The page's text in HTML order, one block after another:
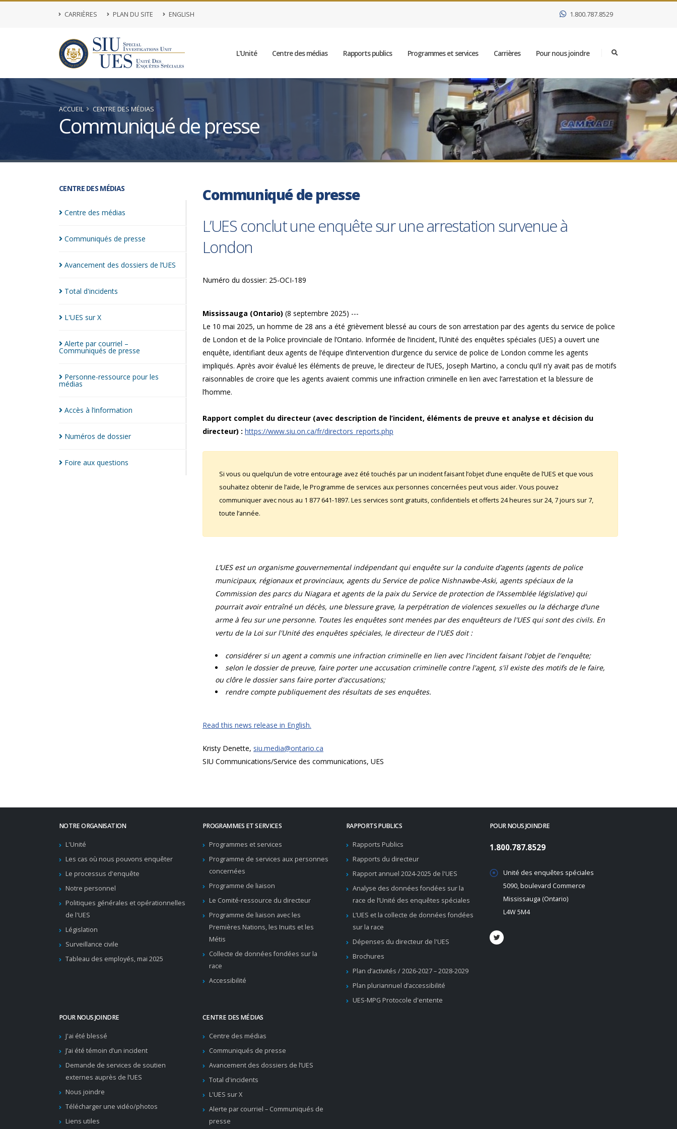
CARRIÈRES PLAN DU SITE ENGLISH 1.800.787.8529
L'Unité Centre des médias Rapports publics Programmes et services Carrières Pour nous joindre
ACCUEIL CENTRE DES MÉDIAS
Communiqué de presse
CENTRE DES MÉDIAS
Centre des médias
Communiqués de presse
Avancement des dossiers de l’UES
Total d'incidents
L'UES surX
Alerte par courriel –
Communiqués de presse
Personne-ressource pour les
médias
Accès à l’information
Numéros de dossier
Foire aux questions
Communiqué de presse
L’UES conclut une enquête sur une arrestation survenue à
London
Numéro du dossier: 25-OCI-189
Mississauga (Ontario) (8 septembre 2025) ---
Le 10 mai 2025, un homme de 28 ans a été grièvement blessé au cours de son arrestation par des agents du service de police
de London et de la Police provinciale de l’Ontario. Informée de l’incident, l’Unité des enquêtes spéciales (UES) a ouvert une
enquête, identifiant deux agents de l’équipe d’intervention d’urgence du service de police de London comme les agents
impliqués. Après avoir évalué les éléments de preuve, le directeur de l’UES, Joseph Martino, a conclu qu’il n’y avait pas de motifs
raisonnables de croire que les agents avaient commis une infraction criminelle en lien avec l’arrestation et la blessure de
l’homme.
Rapport complet du directeur (avec description de l’incident, éléments de preuve et analyse et décision du
directeur) : https://www.siu.on.ca/fr/directors_reports.php
Si vous ou quelqu’un de votre entourage avez été touchés par un incident faisant l’objet d’une enquête de l’UES et que vous
souhaitez obtenir de l’aide, le Programme de services aux personnes concernées peut vous aider. Vous pouvez
communiquer avec nous au 1 877 641-1897. Les services sont gratuits, confidentiels et offerts 24 heures sur 24, 7 jours sur 7,
toute l’année.
L’UES est un organisme gouvernemental indépendant qui enquête sur la conduite d’agents (agents de police
municipaux, régionaux et provinciaux, agents du Service de police Nishnawbe-Aski, agents spéciaux de la
Commission des parcs du Niagara et agents de la paix du Service de protection de l’Assemblée législative) qui
pourrait avoir entraîné un décès, une blessure grave, la perpétration de violences sexuelles ou la décharge d’une
arme à feu sur une personne. Toutes les enquêtes sont menées par des enquêteurs de l'UES qui sont des civils. En
vertu de la Loi sur l'Unité des enquêtes spéciales, le directeur de l'UES doit :
considérer si un agent a commis une infraction criminelle en lien avec l'incident faisant l'objet de l'enquête;
selon le dossier de preuve, faire porter une accusation criminelle contre l'agent, s'il existe des motifs de le faire,
ou clôre le dossier sans faire porter d'accusations;
rendre compte publiquement des résultats de ses enquêtes.
Read this news release in English.
Kristy Denette, siu.media@ontario.ca
SIU Communications/Service des communications, UES
NOTRE ORGANISATION
L'Unité
Les cas où nous pouvons enquêter
Le processus d'enquête
Notre personnel
Politiques générales et opérationnelles
de l'UES
Législation
Surveillance civile
Tableau des employés, mai 2025
PROGRAMMES ET SERVICES
Programmes et services
Programme de services aux personnes
concernées
Programme de liaison
Le Comité-ressource du directeur
Programme de liaison avec les
Premières Nations, les Inuits et les
Métis
Collecte de données fondées sur la
race
Accessibilité
RAPPORTS PUBLICS
Rapports Publics
Rapports du directeur
Rapport annuel 2024-2025 de l'UES
Analyse des données fondées sur la
race de l’Unité des enquêtes spéciales
L’UES et la collecte de données fondées
sur la race
Dépenses du directeur de l'UES
Brochures
Plan d’activités / 2026-2027 – 2028-2029
Plan pluriannuel d’accessibilité
UES-MPG Protocole d'entente
POUR NOUS JOINDRE
J'ai été blessé
J’ai été témoin d’un incident
Demande de services de soutien
externes auprès de l’UES
Nous joindre
Télécharger une vidéo/photos
Liens utiles
CENTRE DES MÉDIAS
Centre des médias
Communiqués de presse
Avancement des dossiers de l’UES
Total d'incidents
L'UES sur X
Alerte par courriel – Communiqués de
presse
POUR NOUS JOINDRE
1.800.787.8529
Unité des enquêtes spéciales
5090, boulevard Commerce
Mississauga (Ontario)
L4W 5M4